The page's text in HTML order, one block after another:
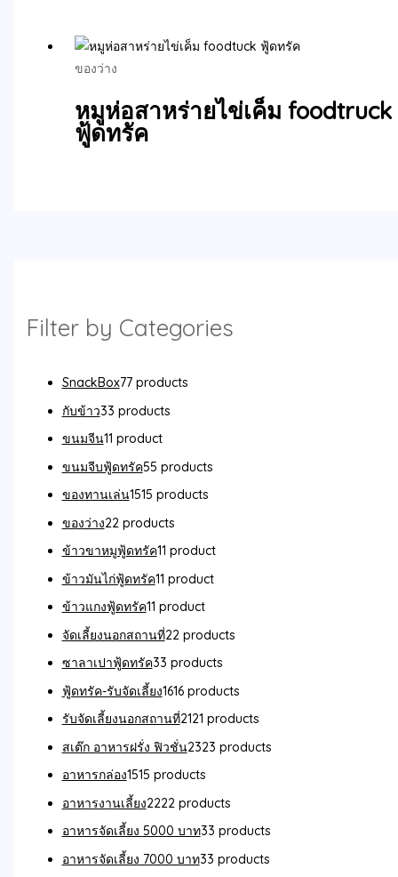
Filter by Categories
SnackBox77 products
กับข้าว33 products
ขนมจีน11 product
ขนมจีบฟู้ดทรัค55 products
ของทานเล่น1515 products
ของว่าง22 products
ข้าวขาหมูฟู้ดทรัค11 product
ข้าวมันไก่ฟู้ดทรัค11 product
ข้าวแกงฟู้ดทรัค11 product
จัดเลี้ยงนอกสถานที่22 products
ซาลาเปาฟู้ดทรัค33 products
ฟู้ดทรัค-รับจัดเลี้ยง1616 products
รับจัดเลี้ยงนอกสถานที่2121 products
สเต๊ก อาหารฝรั่ง ฟิวชั่น2323 products
อาหารกล่อง1515 products
อาหารงานเลี้ยง2222 products
อาหารจัดเลี้ยง 5000 บาท33 products
อาหารจัดเลี้ยง 7000 บาท33 products
ของว่าง
หมูห่อสาหร่ายไข่เค็ม foodtruck
ฟู้ดทรัค